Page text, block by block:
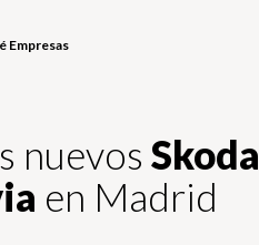
Empresas
nuevos Skoda
en Madrid